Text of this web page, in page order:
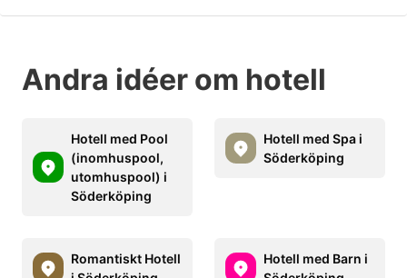
Andra idéer om hotell
Hotell med Pool
(inomhuspool,
utomhuspool) i
Söderköping
Hotell med Spa i
Söderköping
Romantiskt Hotell
Hotell med Barn i